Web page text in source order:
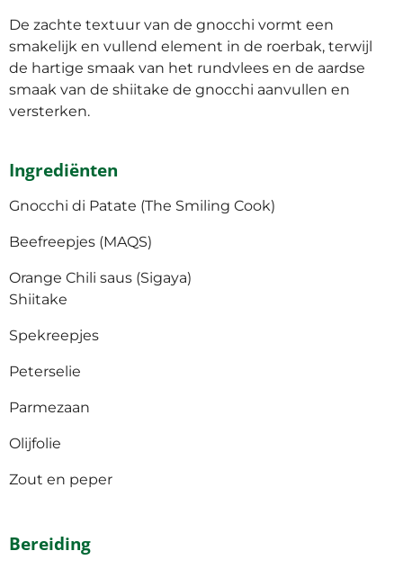
De zachte textuur van de gnocchi vormt een
smakelijk en vullend element in de roerbak, terwijl
de hartige smaak van het rundvlees en de aardse
smaak van de shiitake de gnocchi aanvullen en
versterken.
Ingrediënten
Gnocchi di Patate (The Smiling Cook)
Beefreepjes (MAQS)
Orange Chili saus (Sigaya)
Shiitake
Spekreepjes
Peterselie
Parmezaan
Olijfolie
Zout en peper
Bereiding